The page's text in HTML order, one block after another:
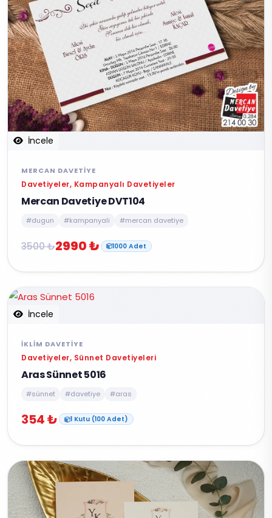
İncele
MERCAN DAVETIYE
Davetiyeler, Kampanyalı Davetiyeler
Mercan Davetiye DVT104
#dugun #kampanyali #mercan davetiye
3500 ₺2990 ₺ 1000 Adet
İncele
İKLIM DAVETIYE
Davetiyeler, Sünnet Davetiyeleri
Aras Sünnet 5016
#sünnet #davetiye #aras
354 ₺ 1 Kutu (100 Adet)